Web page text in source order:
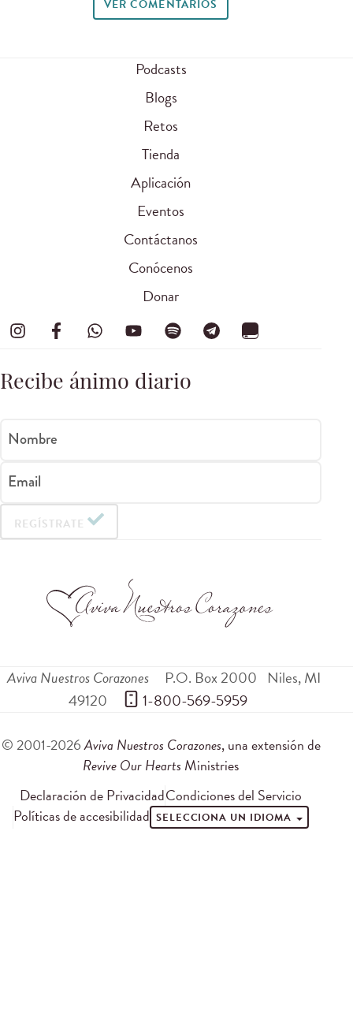
VER COMENTARIOS
Podcasts
Blogs
Retos
Tienda
Aplicación
Eventos
Contáctanos
Conócenos
Donar
Recibe ánimo diario
Nombre
Email
REGÍSTRATE
Aviva Nuestros Corazones P.O. Box 2000 Niles,MI
49120
1-800-569-5959
© 2001-2026Aviva Nuestros Corazones, una extensión de
Revive Our Hearts Ministries
Declaración de PrivacidadCondiciones del Servicio
Políticas de accesibilidad SELECCIONA UN IDIOMA